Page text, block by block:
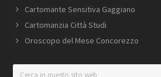
Cartomante Sensitiva Gaggiano
Cartomanzia Città Studi
Oroscopo del Mese Concorezzo
Cerca